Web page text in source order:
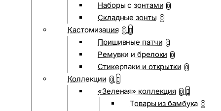
Наборы с зонтами 0
Складные зонты 0
Кастомизация 0
Пришивные патчи 0
Ремувки и брелоки 0
Стикерпаки и открытки 0
Коллекции 0
«Зеленая» коллекция 0
Товары из бамбука 0